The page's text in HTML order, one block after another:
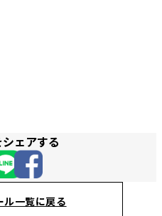
ェアする
ル一覧に戻る